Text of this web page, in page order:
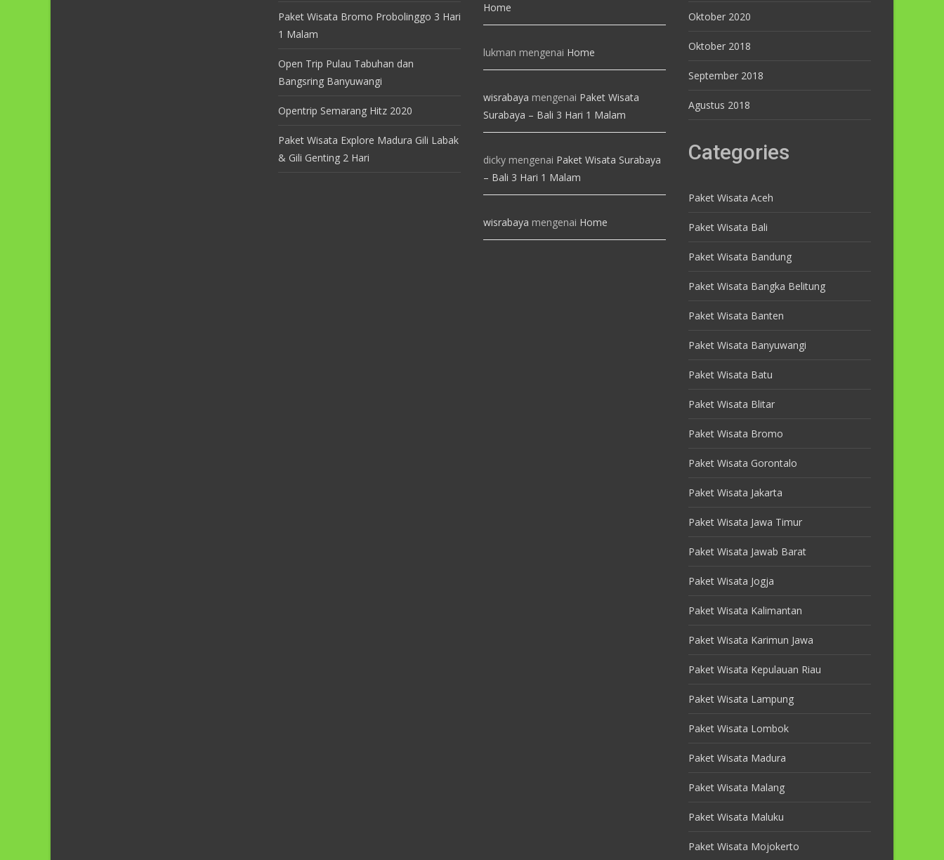
Paket Wisata Bromo Probolinggo 3 Hari
1 Malam
Open Trip Pulau Tabuhan dan
Bangsring Banyuwangi
Opentrip Semarang Hitz 2020
Paket Wisata Explore Madura Gili Labak
& Gili Genting 2 Hari
Home
lukman mengenai Home
wisrabaya mengenai Paket Wisata
Surabaya – Bali 3 Hari 1 Malam
dicky mengenai Paket Wisata Surabaya
– Bali 3 Hari 1 Malam
wisrabaya mengenai Home
Oktober 2020
Oktober 2018
September 2018
Agustus 2018
Categories
Paket Wisata Aceh
Paket Wisata Bali
Paket Wisata Bandung
Paket Wisata Bangka Belitung
Paket Wisata Banten
Paket Wisata Banyuwangi
Paket Wisata Batu
Paket Wisata Blitar
Paket Wisata Bromo
Paket Wisata Gorontalo
Paket Wisata Jakarta
Paket Wisata Jawa Timur
Paket Wisata Jawab Barat
Paket Wisata Jogja
Paket Wisata Kalimantan
Paket Wisata Karimun Jawa
Paket Wisata Kepulauan Riau
Paket Wisata Lampung
Paket Wisata Lombok
Paket Wisata Madura
Paket Wisata Malang
Paket Wisata Maluku
Paket Wisata Mojokerto